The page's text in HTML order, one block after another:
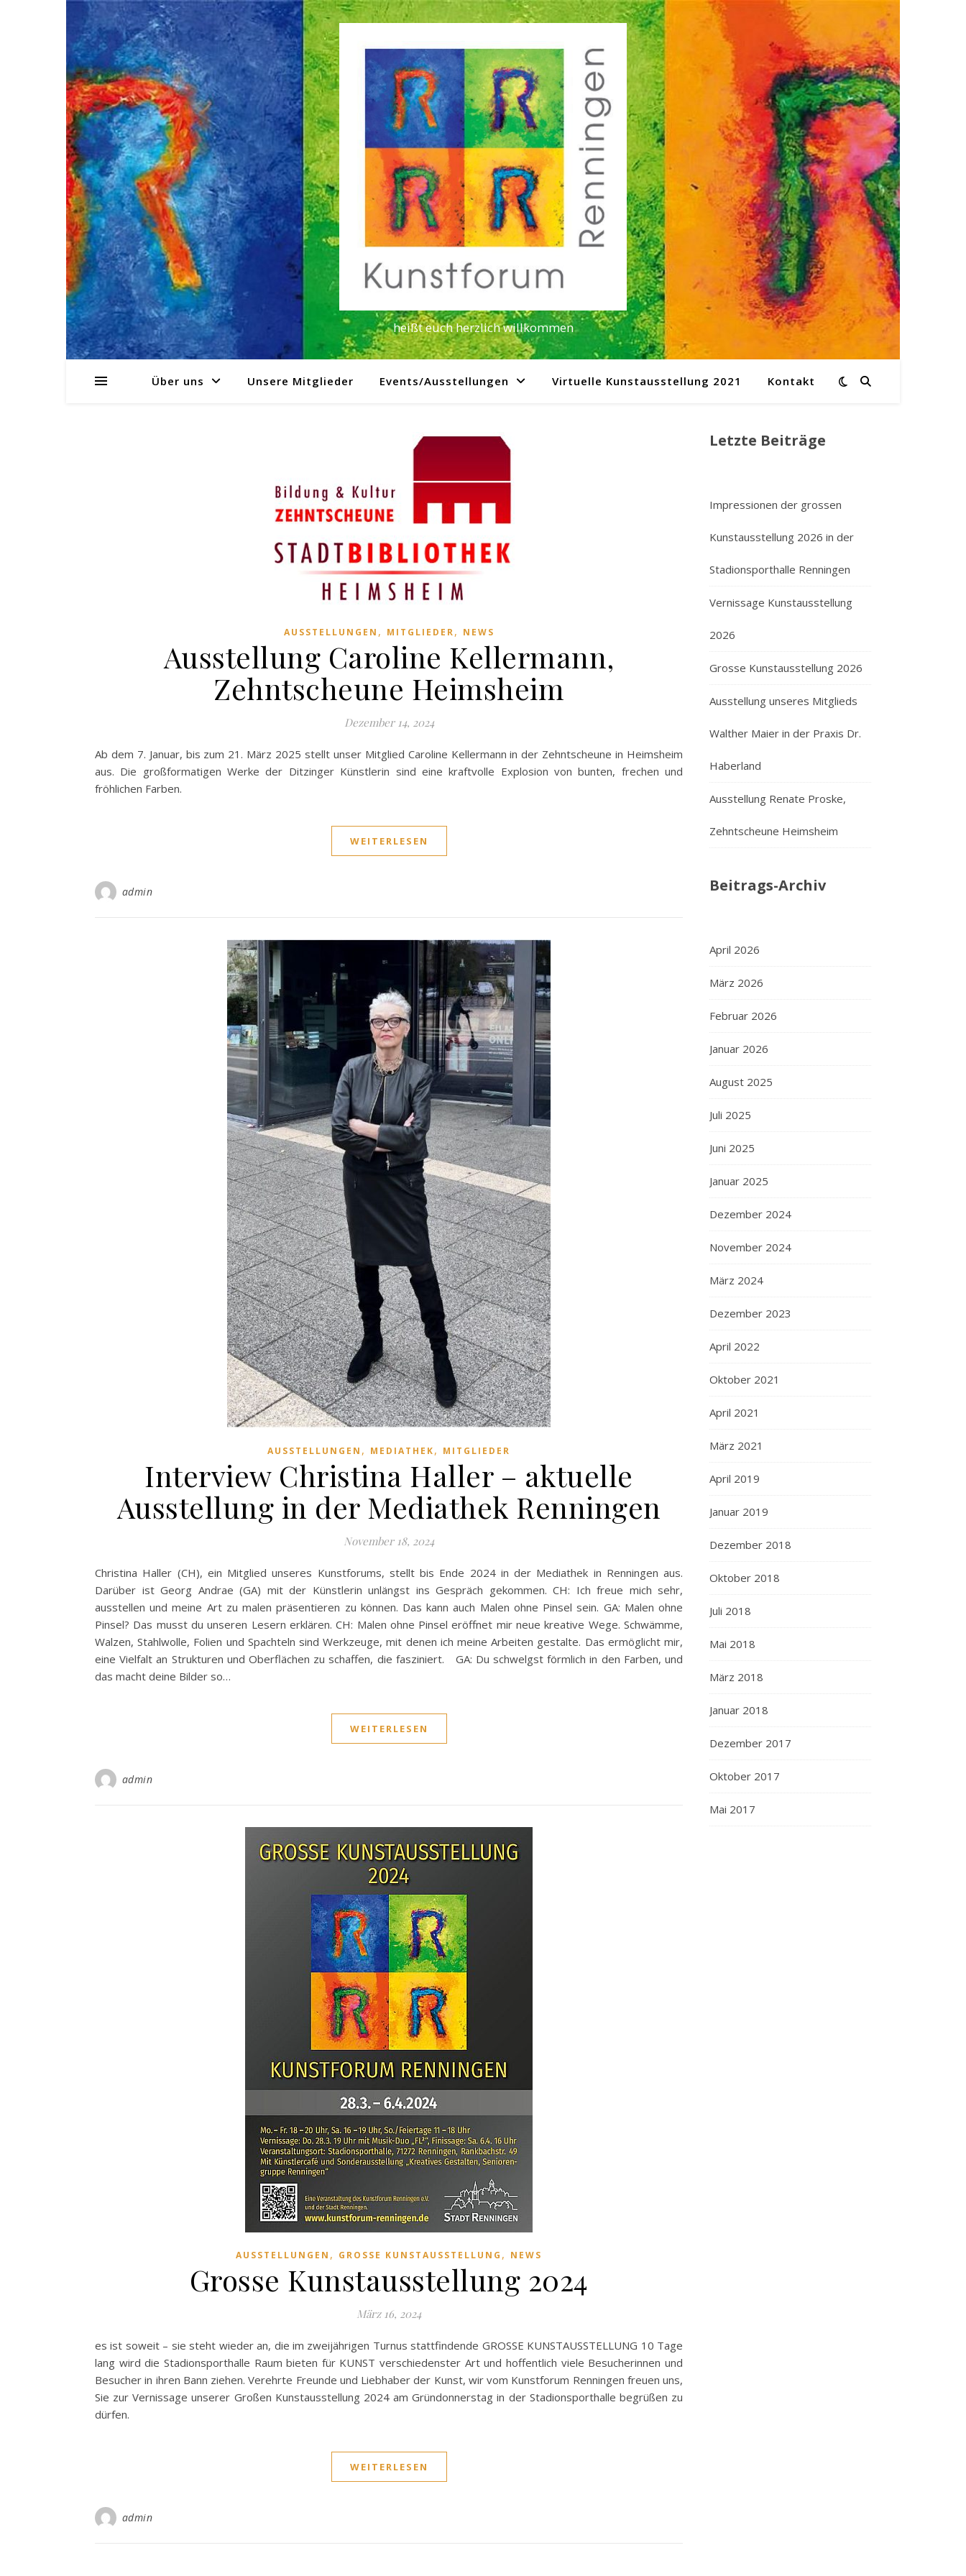
heißt euch herzlich willkommen
Über uns Unsere Mitglieder Events/Ausstellungen Virtuelle Kunstausstellung 2021 Kontakt
AUSSTELLUNGEN , MITGLIEDER, NEWS
Ausstellung Caroline Kellermann,
Zehntscheune Heimsheim
Dezember 14, 2024
Ab dem 7. Januar, bis zum 21. März 2025 stellt unser Mitglied Caroline Kellermann in der Zehntscheune in Heimsheim
aus. Die großformatigen Werke der Ditzinger Künstlerin sind eine kraftvolle Explosion von bunten, frechen und
fröhlichen Farben.
WEITERLESEN
admin
AUSSTELLUNGEN , MEDIATHEK, MITGLIEDER
Interview Christina Haller – aktuelle
Ausstellung in der Mediathek Renningen
November 18, 2024
Christina Haller (CH), ein Mitglied unseres Kunstforums, stellt bis Ende 2024 in der Mediathek in Renningen aus.
Darüber ist Georg Andrae (GA) mit der Künstlerin unlängst ins Gespräch gekommen. CH: Ich freue mich sehr,
ausstellen und meine Art zu malen präsentieren zu können. Das kann auch Malen ohne Pinsel sein. GA: Malen ohne
Pinsel? Das musst du unseren Lesern erklären. CH: Malen ohne Pinsel eröffnet mir neue kreative Wege. Schwämme,
Walzen, Stahlwolle, Folien und Spachteln sind Werkzeuge, mit denen ich meine Arbeiten gestalte. Das ermöglicht mir,
eine Vielfalt an Strukturen und Oberflächen zu schaffen, die fasziniert. GA: Du schwelgst förmlich in den Farben, und
das macht deine Bilder so…
WEITERLESEN
admin
AUSSTELLUNGEN , GROSSE KUNSTAUSSTELLUNG , NEWS
Grosse Kunstausstellung 2024
März 16, 2024
es ist soweit – sie steht wieder an, die im zweijährigen Turnus stattfindende GROSSE KUNSTAUSSTELLUNG 10 Tage
lang wird die Stadionsporthalle Raum bieten für KUNST verschiedenster Art und hoffentlich viele Besucherinnen und
Besucher in ihren Bann ziehen. Verehrte Freunde und Liebhaber der Kunst, wir vom Kunstforum Renningen freuen uns,
Sie zur Vernissage unserer Großen Kunstausstellung 2024 am Gründonnerstag in der Stadionsporthalle begrüßen zu
dürfen.
WEITERLESEN
admin
Letzte Beiträge
Impressionen der grossen
Kunstausstellung 2026 in der
Stadionsporthalle Renningen
Vernissage Kunstausstellung
2026
Grosse Kunstausstellung 2026
Ausstellung unseres Mitglieds
Walther Maier in der Praxis Dr.
Haberland
Ausstellung Renate Proske,
Zehntscheune Heimsheim
Beitrags-Archiv
April 2026
März 2026
Februar 2026
Januar 2026
August 2025
Juli 2025
Juni 2025
Januar 2025
Dezember 2024
November 2024
März 2024
Dezember 2023
April 2022
Oktober 2021
April 2021
März 2021
April 2019
Januar 2019
Dezember 2018
Oktober 2018
Juli 2018
Mai 2018
März 2018
Januar 2018
Dezember 2017
Oktober 2017
Mai 2017